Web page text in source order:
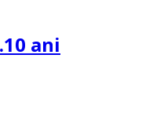
ani